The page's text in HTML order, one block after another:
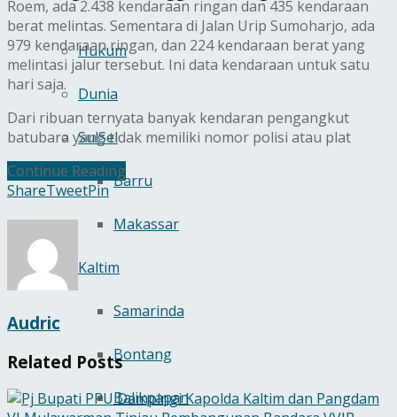
Hukum
Dunia
SulSel
Barru
Makassar
Kaltim
Samarinda
Bontang
Balikpapan
Roem, ada 2.438 kendaraan ringan dan 435 kendaraan
berat melintas. Sementara di Jalan Urip Sumoharjo, ada
979 kendaraan ringan, dan 224 kendaraan berat yang
melintasi jalur tersebut. Ini data kendaraan untuk satu
hari saja.
Dari ribuan ternyata banyak kendaran pengangkut
batubara yang tidak memiliki nomor polisi atau plat
Continue Reading
ShareTweetPin
Audric
Related Posts